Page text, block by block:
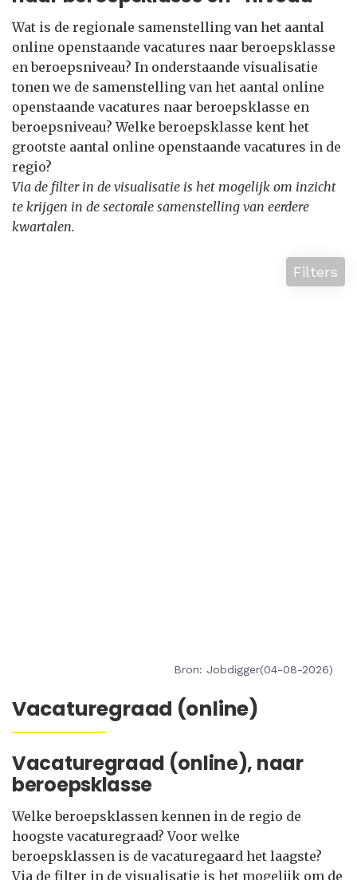
Wat is de regionale samenstelling van het aantal
online openstaande vacatures naar beroepsklasse
en beroepsniveau? In onderstaande visualisatie
tonen we de samenstelling van het aantal online
openstaande vacatures naar beroepsklasse en
beroepsniveau? Welke beroepsklasse kent het
grootste aantal online openstaande vacatures in de
regio?
Via de filter in de visualisatie is het mogelijk om inzicht
te krijgen in de sectorale samenstelling van eerdere
kwartalen.
Filters
Bron: Jobdigger(04-08-2026)
Vacaturegraad (online)
Vacaturegraad (online), naar
beroepsklasse
Welke beroepsklassen kennen in de regio de
hoogste vacaturegraad? Voor welke
beroepsklassen is de vacaturegaard het laagste?
Via de filter in de visualisatie is het mogelijk om de